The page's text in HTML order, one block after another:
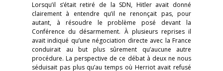
Lorsqu’il s’était retiré de la SDN, Hitler avait donné
clairement à entendre qu’il ne renonçait pas, pour
autant, à résoudre le problème posé devant la
Conférence du désarmement. À plusieurs reprises il
avait indiqué qu’une négociation directe avec la France
conduirait au but plus sûrement qu’aucune autre
procédure. La perspective de ce débat à deux ne nous
séduisait pas plus qu’au temps où Herriot avait refusé